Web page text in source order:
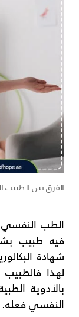
الفرق بين
الطب
فيه طبيب
شهادة
لهذا
بالأدوية
النفسي فعله.